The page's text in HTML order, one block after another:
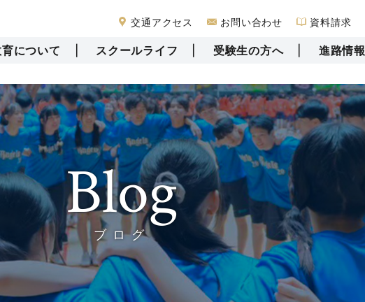
交通アクセス お問い合わせ 資料請求
について スクールライフ 受験生の方へ 進路情報
Blog
ブログ